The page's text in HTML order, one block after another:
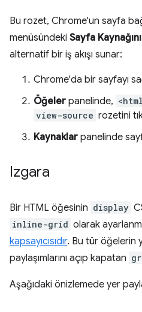
Bu rozet, Chrome'un sayfa
menüsündeki Sayfa
alternatif bir iş akışı sunar:
Chrome'da bir sayfayı
Öğeler panelinde,
view-source rozetini
Kaynaklar panelinde
Izgara
Bir HTML öğesinin display
inline-grid olarak
kapsayıcısıdır. Bu tür öğelerin
paylaşımlarını açıp kapatan
Aşağıdaki önizlemede yer